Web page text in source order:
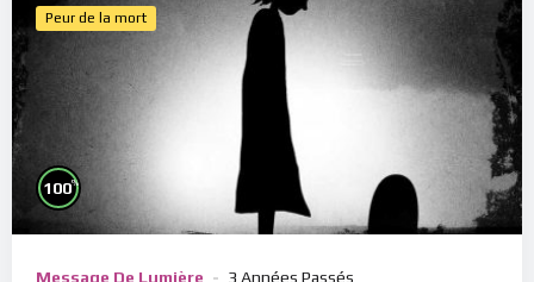
Peur de la mort
100%
Message De Lumière 3 Années Passés